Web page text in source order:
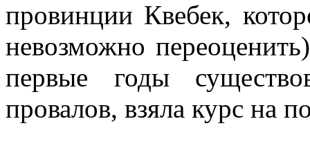
провинции Квебек,
невозможно
первые годы
провалов, взяла курс на